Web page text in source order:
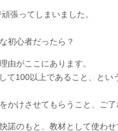
張ってしまいました。
初心者だったら？
由がここにあります。
100以上であること、とい
かけさせてもらうこと、ご了
諾のもと、教材として使わせ